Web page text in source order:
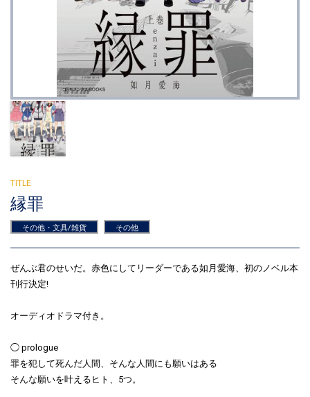
縁罪
その他・文具/雑貨 その他
ぜんぶ君のせいだ。赤色にしてリーダーである如月愛海、初のノベル本
刊行決定!
オーディオドラマ付き。
◯ prologue
罪を犯して死んだ人間、そんな人間にも願いはある
そんな願いを叶えるヒト、5つ。